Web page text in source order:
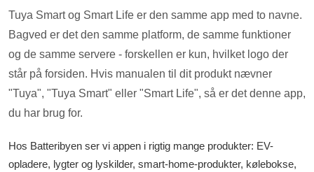
Tuya Smart og Smart Life er den samme app med to navne.
Bagved er det den samme platform, de samme funktioner
og de samme servere - forskellen er kun, hvilket logo der
står på forsiden. Hvis manualen til dit produkt nævner
"Tuya", "Tuya Smart" eller "Smart Life", så er det denne app,
du har brug for.
Hos Batteribyen ser vi appen i rigtig mange produkter: EV-
opladere, lygter og lyskilder, smart-home-produkter, kølebokse,